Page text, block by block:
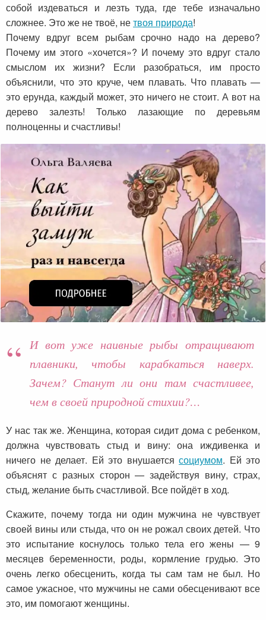
собой издеваться и лезть туда, где тебе изначально
сложнее. Это же не твоё, нетвоя природа!
Почему вдруг всем рыбам срочно надо на дерево?
Почему им этого «хочется»? И почему это вдруг стало
смыслом их жизни? Если разобраться, им просто
объяснили, что это круче, чем плавать. Что плавать —
это ерунда, каждый может, это ничего не стоит. А вот на
дерево залезть! Только лазающие по деревьям
полноценны и счастливы!
И вот уже наивные рыбы отращивают
плавники, чтобы карабкаться наверх.
Зачем? Станут ли они там счастливее,
чем в своей природной стихии?…
У нас так же. Женщина, которая сидит дома с ребенком,
должна чувствовать стыд и вину: она иждивенка и
ничего не делает. Ей это внушается социумом. Ей это
объяснят с разных сторон — задействуя вину, страх,
стыд, желание быть счастливой. Все пойдёт в ход.
Скажите, почему тогда ни один мужчина не чувствует
своей вины или стыда, что он не рожал своих детей. Что
это испытание коснулось только тела его жены — 9
месяцев беременности, роды, кормление грудью. Это
очень легко обесценить, когда ты сам там не был. Но
самое ужасное, что мужчины не сами обесценивают все
это, им помогают женщины.